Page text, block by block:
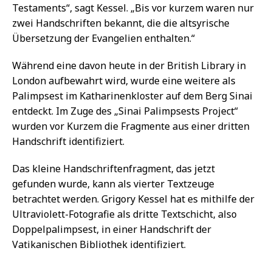
Testaments“, sagt Kessel. „Bis vor kurzem waren nur
zwei Handschriften bekannt, die die altsyrische
Übersetzung der Evangelien enthalten.“
Während eine davon heute in der British Library in
London aufbewahrt wird, wurde eine weitere als
Palimpsest im Katharinenkloster auf dem Berg Sinai
entdeckt. Im Zuge des „Sinai Palimpsests Project“
wurden vor Kurzem die Fragmente aus einer dritten
Handschrift identifiziert.
Das kleine Handschriftenfragment, das jetzt
gefunden wurde, kann als vierter Textzeuge
betrachtet werden. Grigory Kessel hat es mithilfe der
Ultraviolett-Fotografie als dritte Textschicht, also
Doppelpalimpsest, in einer Handschrift der
Vatikanischen Bibliothek identifiziert.